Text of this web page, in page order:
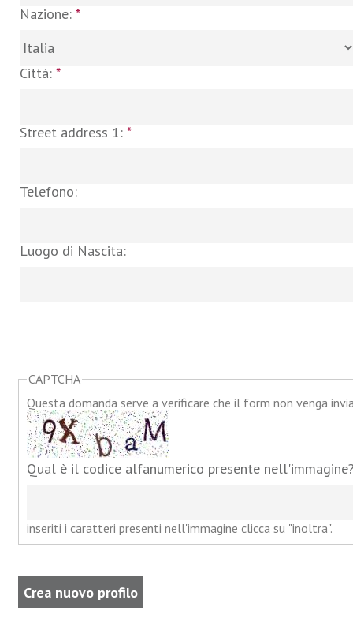
Nazione: *
Città: *
Street address 1: *
Telefono:
Luogo di Nascita:
CAPTCHA
Questa domanda serve a verificare che il form non venga
Qual è il codice alfanumerico presente
inseriti i caratteri presenti nell'immagine clicca su "inoltra".